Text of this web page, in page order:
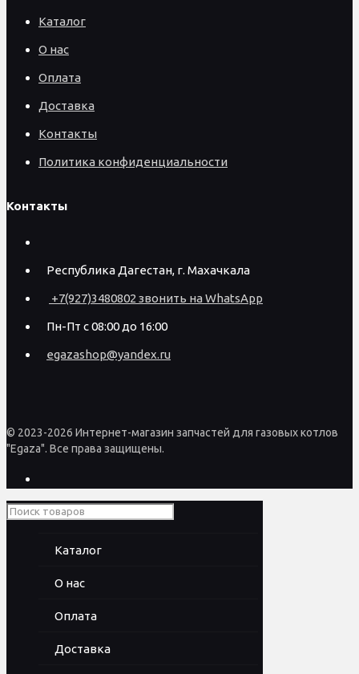
Каталог
О нас
Оплата
Доставка
Контакты
Политика конфиденциальности
Контакты
Республика Дагестан, г. Махачкала
+7(927)3480802 звонить на WhatsApp
Пн-Пт с 08:00 до 16:00
egazashop@yandex.ru
© 2023-2026 Интернет-магазин запчастей для газовых котлов
"Egaza". Все права защищены.
Каталог
О нас
Оплата
Доставка